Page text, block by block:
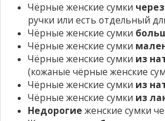
Чёрные женские сумки
ручки или есть отдельный
Чёрные женские сумки
Чёрные женские сумки
Чёрные женские сумки из
(кожаные чёрные женские
Чёрные женские сумки из
Чёрные женские сумки из
Недорогие женские сумки